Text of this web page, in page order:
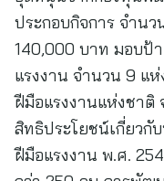
ประกอบกิจการ จำนว
140,000 บาท มอบป้
แรงงาน จำนวน 9 แ
ฝีมือแรงงานแห่งชาติ
สิทธิประโยชน์เกี่ยว
ฝีมือแรงงาน พ.ศ.